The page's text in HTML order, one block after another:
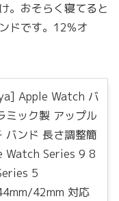
。おそらく寝てると
ドです。12%オ
Apple Watch バ
ミック製 アップル
バンド 長さ調整簡
Watch Series 9 8
5
42mm 対応